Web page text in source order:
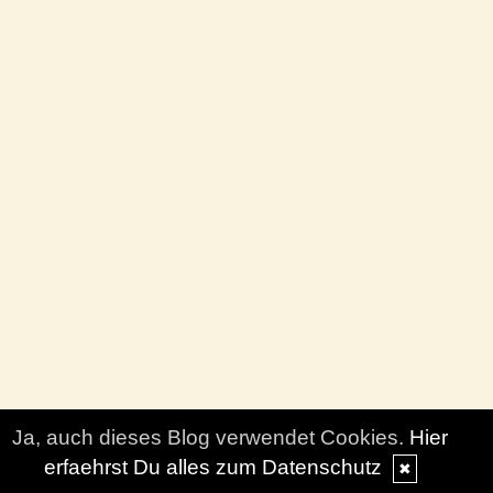
Ja, auch dieses Blog verwendet Cookies. Hier
erfaehrst Du alles zum Datenschutz
✖